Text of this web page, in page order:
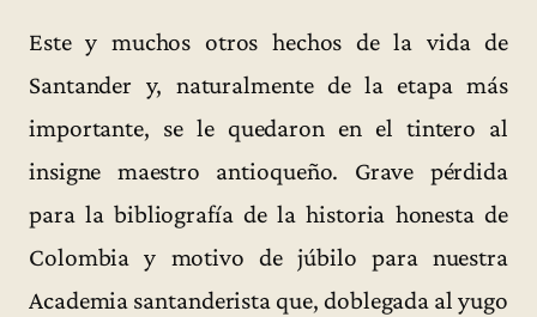
Este y muchos otros hechos de la vida de
Santander y, naturalmente de la etapa más
importante, se le quedaron en el tintero al
insigne maestro antioqueño. Grave pérdida
para la bibliografía de la historia honesta de
Colombia y motivo de júbilo para nuestra
Academia santanderista que, doblegada al yugo